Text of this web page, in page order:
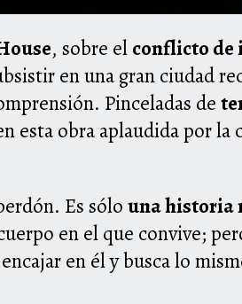
, sobre elconflicto de
en una gran ciudad
Pinceladas de
esta obra aplaudida por
Es sólouna historia
en el que convive;
en él y busca lo